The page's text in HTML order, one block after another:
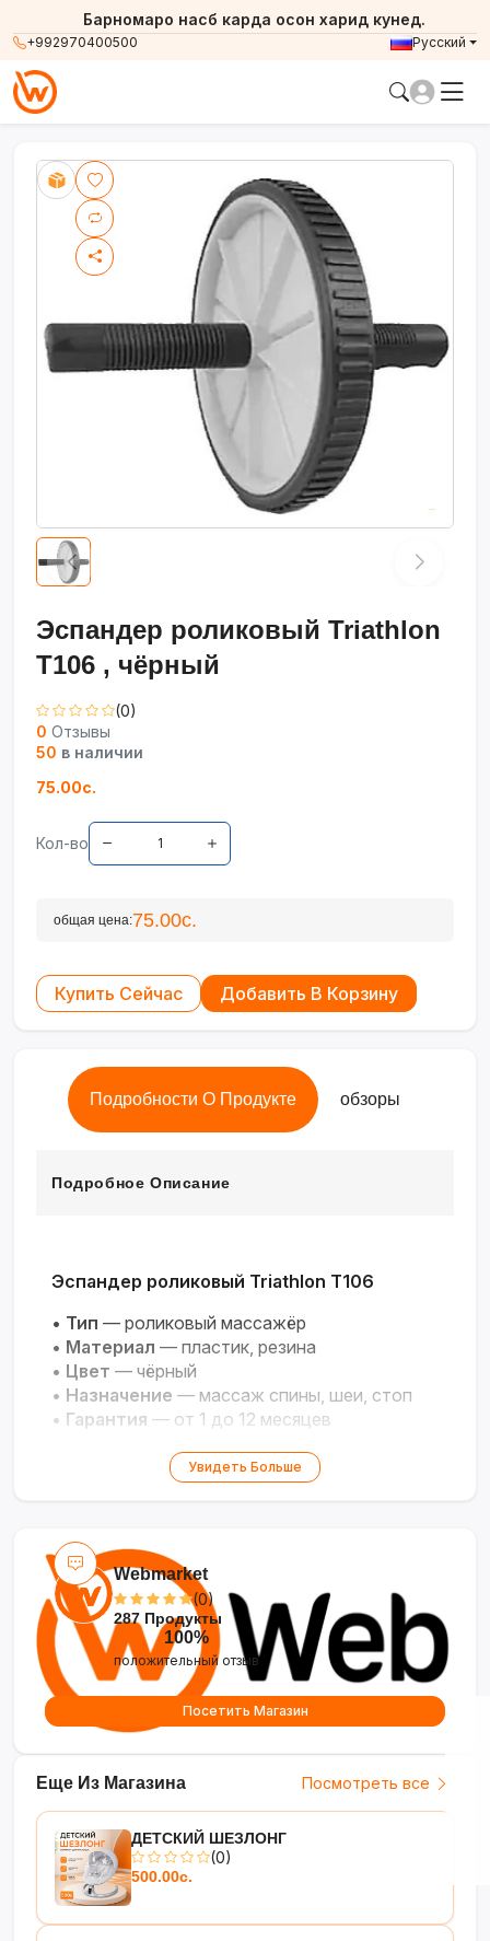
+992970400500
Барномаро насб карда осон харид кунед.
Русский
Эспандер роликовый Triathlon
T106 , чёрный
(0)
0 Отзывы
50 в наличии
75.00с.
Кол-во
общая цена:75.00с.
Купить Сейчас Добавить В Корзину
Подробности О Продукте обзоры
Подробное Описание
Эспандер роликовый Triathlon T106
• Тип — роликовый массажёр
• Материал — пластик, резина
• Цвет — чёрный
• Назначение — массаж спины, шеи, стоп
• Гарантия — от 1 до 12 месяцев
Увидеть Больше
Еще Из Магазина Посмотреть все
ДЕТСКИЙ ШЕЗЛОНГ
(0)
500.00с.
Webmarket
(0)
287 Продукты
100%
положительный отзыв
Посетить Магазин